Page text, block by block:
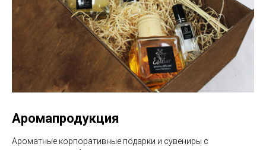
Аромапродукция
Ароматные корпоративные подарки и сувениры с